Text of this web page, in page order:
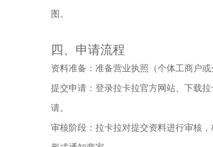
图。​
四、申请流程​
资料准备：准备营业执照（个体工商户
提交申请：登录拉卡拉官方网站、下载
请。​
审核阶段：拉卡拉对提交资料进行审核